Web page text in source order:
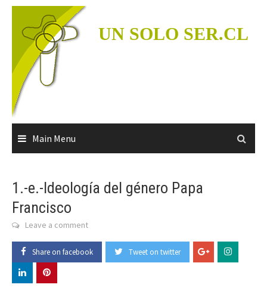
Skip
content
UN SOLO SER.CL
Main Menu
1.-e.-Ideología del género Papa
Francisco
Leave a comment
Share on facebook Tweet on twitter